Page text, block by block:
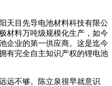
天目先导电池材料科技有限公
材料万吨级规模化生产，如今
企业的第一供应商。这是迄今
有完全自主知识产权的锂电池
远不够。陈立泉很早就意识